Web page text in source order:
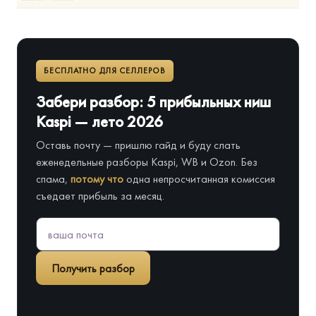
БЕСПЛАТНО ДЛЯ СЕЛЛЕРОВ
Забери разбор: 5 прибыльных ниш
Kaspi — лето 2026
Оставь почту — пришлю гайд и буду слать
еженедельные разборы Kaspi, WB и Ozon. Без
спама, потому чтоодна непросчитанная комиссия
съедает прибыль за месяц.
Получить разбор